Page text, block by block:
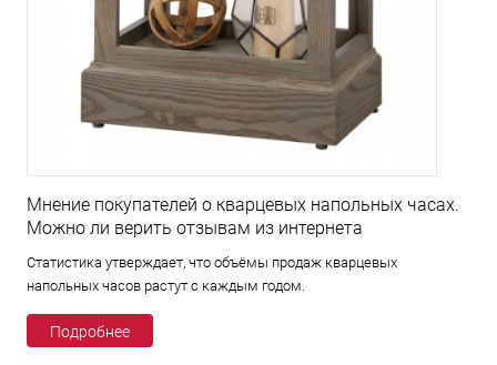
Мнение покупателей о кварцевых напольных часах.
Можно ли верить отзывам из интернета
Статистика утверждает, что объёмы продаж кварцевых
напольных часов растут с каждым годом.
Подробнее